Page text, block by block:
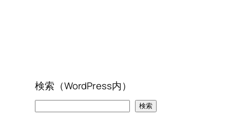
検索（WordPress内）
検索